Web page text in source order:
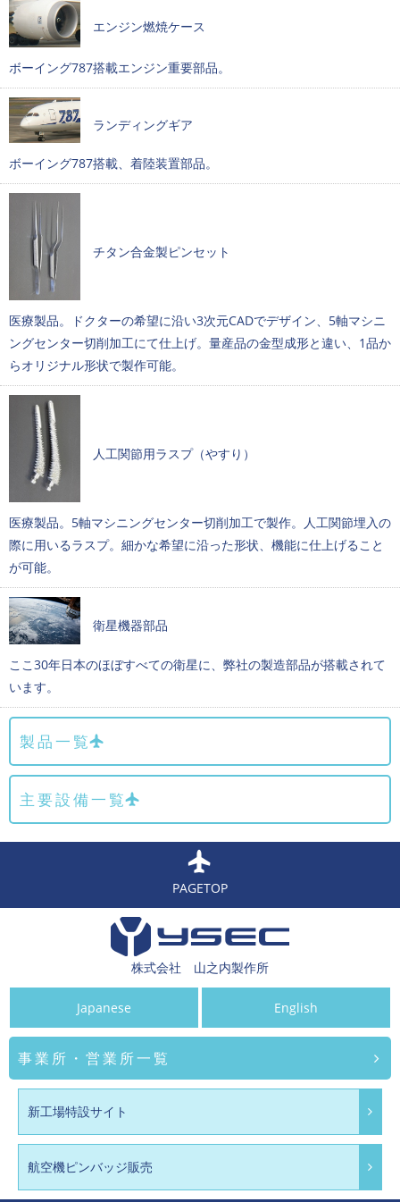
エンジン燃焼ケース
ボーイング787搭載エンジン重要部品。
ランディングギア
ボーイング787搭載、着陸装置部品。
チタン合金製ピンセット
医療製品。ドクターの希望に沿い3次元CADでデザイン、5軸マシニ
ングセンター切削加工にて仕上げ。量産品の金型成形と違い、1品か
らオリジナル形状で製作可能。
人工関節用ラスプ（やすり）
医療製品。5軸マシニングセンター切削加工で製作。人工関節埋入の
際に用いるラスプ。細かな希望に沿った形状、機能に仕上げること
が可能。
衛星機器部品
ここ30年日本のほぼすべての衛星に、弊社の製造部品が搭載されて
います。
製品一覧
主要設備一覧
PAGETOP
株式会社 山之内製作所
Japanese English
事業所・営業所一覧
新工場特設サイト
航空機ピンバッジ販売